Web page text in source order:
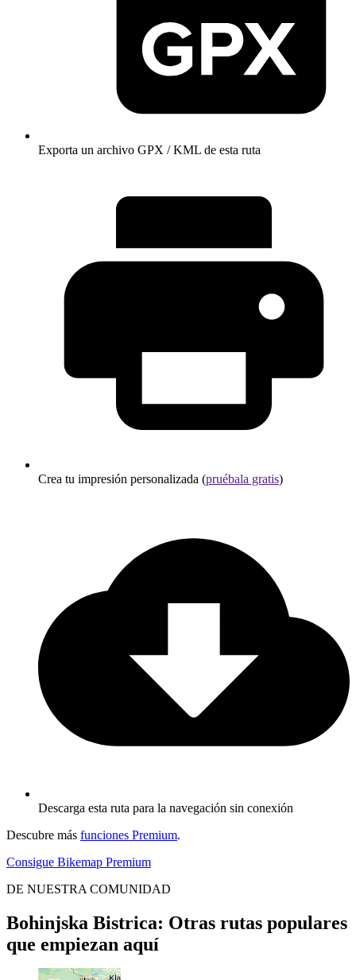
Exporta un archivo GPX / KML de esta ruta
Crea tu impresión personalizada (pruébala gratis)
Descarga esta ruta para la navegación sin conexión
Descubre más funciones Premium.
Consigue Bikemap Premium
DE NUESTRA COMUNIDAD
Bohinjska Bistrica: Otras rutas populares
que empiezan aquí